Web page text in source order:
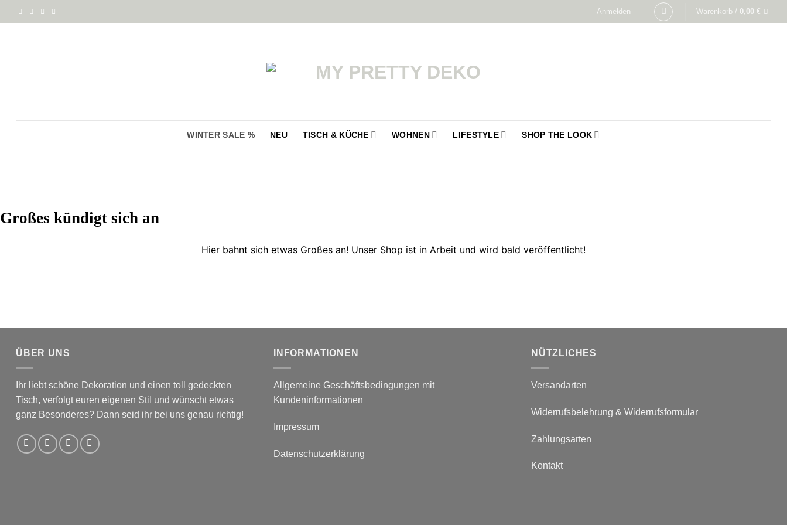
Inhalt
Anmelden Warenkorb / 0,00€
WINTER SALE % NEU TISCH & KÜCHE WOHNEN LIFESTYLE SHOP THE LOOK
Großes kündigt sich an
Hier bahnt sich etwas Großes an! Unser Shop ist in Arbeit und wird bald veröffentlicht!
ÜBER UNS
Ihr liebt schöne Dekoration und einen toll gedeckten
Tisch, verfolgt euren eigenen Stil und wünscht etwas
ganz Besonderes? Dann seid ihr bei uns genau richtig!
INFORMATIONEN
Allgemeine Geschäftsbedingungen mit
Kundeninformationen
Impressum
Datenschutzerklärung
NÜTZLICHES
Versandarten
Widerrufsbelehrung & Widerrufsformular
Zahlungsarten
Kontakt